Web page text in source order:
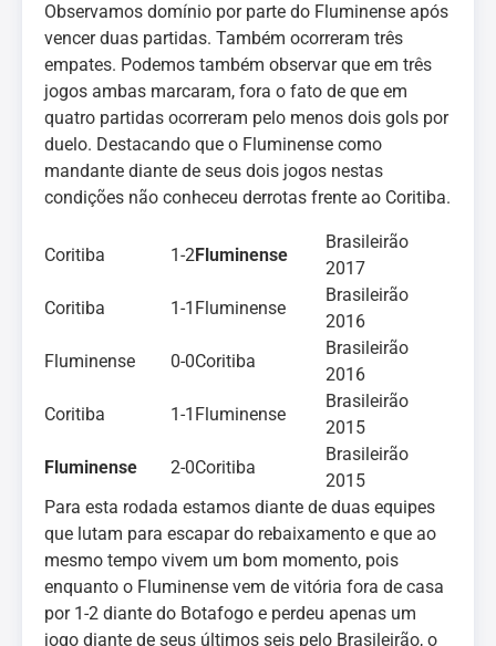
Observamos domínio por parte do Fluminense após
vencer duas partidas. Também ocorreram três
empates. Podemos também observar que em três
jogos ambas marcaram, fora o fato de que em
quatro partidas ocorreram pelo menos dois gols por
duelo. Destacando que o Fluminense como
mandante diante de seus dois jogos nestas
condições não conheceu derrotas frente ao Coritiba.
Coritiba 1-2Fluminense
Brasileirão
2017
Coritiba
1-1 Fluminense
Brasileirão
2016
Fluminense
0-0Coritiba
Brasileirão
2016
Coritiba
1-1 Fluminense
Brasileirão
2015
Fluminense
2-0Coritiba
Brasileirão
2015
Para esta rodada estamos diante de duas equipes
que lutam para escapar do rebaixamento e que ao
mesmo tempo vivem um bom momento, pois
enquanto o Fluminense vem de vitória fora de casa
por 1-2 diante do Botafogo e perdeu apenas um
jogo diante de seus últimos seis pelo Brasileirão, o